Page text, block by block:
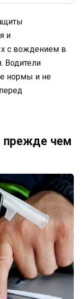
и
с вождением в
Водители
нормы и не
прежде чем